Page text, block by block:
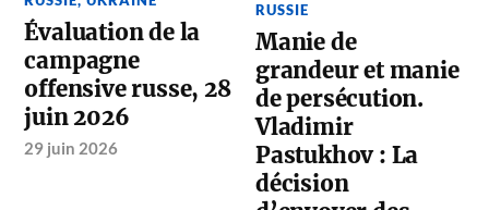
Évaluation de la
campagne
offensive russe, 28
juin 2026
29 juin 2026
RUSSIE
Manie de
grandeur et manie
de persécution.
Vladimir
Pastukhov : La
décision